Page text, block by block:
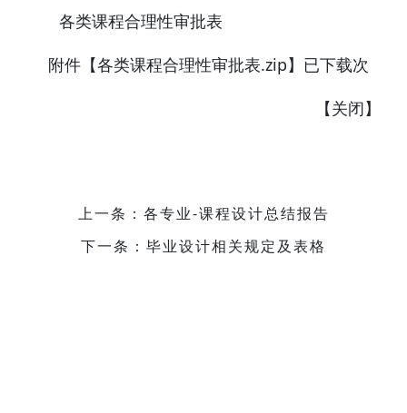
各类课程合理性审批表
附件【各类课程合理性审批表.zip】已下载次
【关闭】
上一条：各专业-课程设计总结报告
下一条：毕业设计相关规定及表格